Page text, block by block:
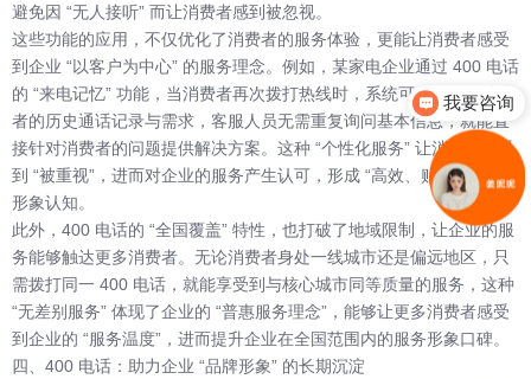
避免因 “无人接听” 而让消费者感到被忽视。
这些功能的应用，不仅优化了消费者的服务体验，更能让消费者感受
到企业 “以客户为中心” 的服务理念。例如，某家电企业通过 400 电话
的 “来电记忆” 功能，当消费者再次拨打热线时，系统可自动识别消费
者的历史通话记录与需求，客服人员无需重复询问基本信息，就能直
接针对消费者的问题提供解决方案。这种 “个性化服务” 让消费者感受
到 “被重视”，进而对企业的服务产生认可，形成 “高效、贴心” 的服务
形象认知。
此外，400 电话的 “全国覆盖” 特性，也打破了地域限制，让企业的服
务能够触达更多消费者。无论消费者身处一线城市还是偏远地区，只
需拨打同一 400 电话，就能享受到与核心城市同等质量的服务，这种
“无差别服务” 体现了企业的 “普惠服务理念”，能够让更多消费者感受
到企业的 “服务温度”，进而提升企业在全国范围内的服务形象口碑。
四、400 电话：助力企业 “品牌形象” 的长期沉淀
我要咨询